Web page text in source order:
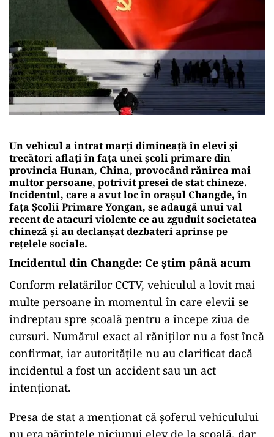
Un vehicul a intrat marți dimineață în elevi și
trecători aflați în fața unei școli primare din
provincia Hunan, China, provocând rănirea mai
multor persoane, potrivit presei de stat chineze.
Incidentul, care a avut loc în orașul Changde, în
fața Școlii Primare Yongan, se adaugă unui val
recent de atacuri violente ce au zguduit societatea
chineză și au declanșat dezbateri aprinse pe
rețelele sociale.
Incidentul din Changde: Ce știm până acum
Conform relatărilor CCTV, vehiculul a lovit mai
multe persoane în momentul în care elevii se
îndreptau spre școală pentru a începe ziua de
cursuri. Numărul exact al răniților nu a fost încă
confirmat, iar autoritățile nu au clarificat dacă
incidentul a fost un accident sau un act
intenționat.
Presa de stat a menționat că șoferul vehiculului
nu era părintele niciunui elev de la școală, dar